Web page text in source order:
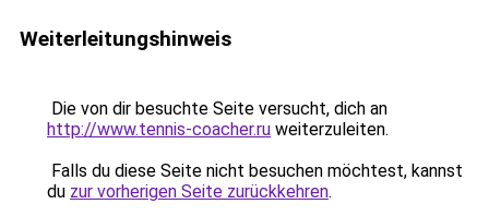
Weiterleitungshinweis
Die von dir besuchte Seite versucht, dich an
http://www.tennis-coacher.ru weiterzuleiten.
Falls du diese Seite nicht besuchen möchtest, kannst
du zur vorherigen Seite zurückkehren.